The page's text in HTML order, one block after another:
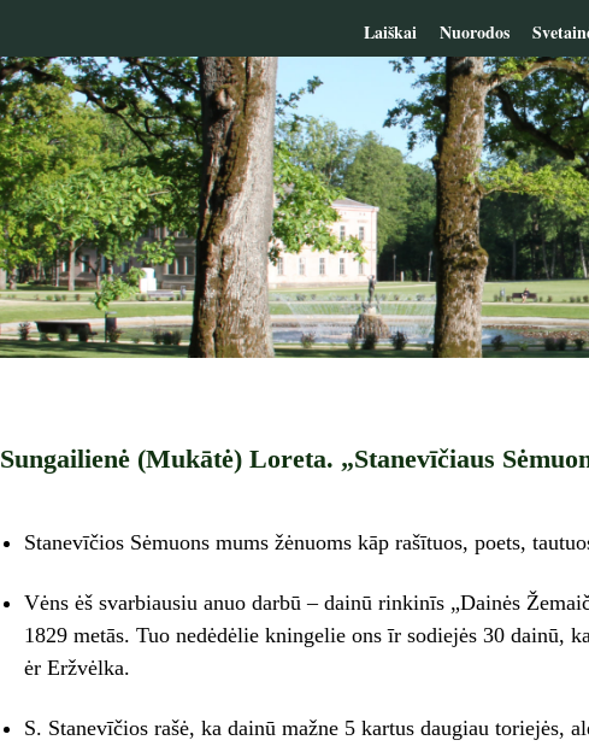
Laiškai Nuorodos
Sungailienė (Mukātė) Loreta. „Stanevīčiaus
Stanevīčios Sėmuons mums žėnuoms kāp rašītuos, poets,
Vėns ėš svarbiausiu anuo darbū – dainū rinkinīs „Dainės
1829 metās. Tuo nedėdėlie kningelie ons īr sodiejės 30 dainū,
ėr Eržvėlka.
S. Stanevīčios rašė, ka dainū mažne 5 kartus daugiau toriejės,